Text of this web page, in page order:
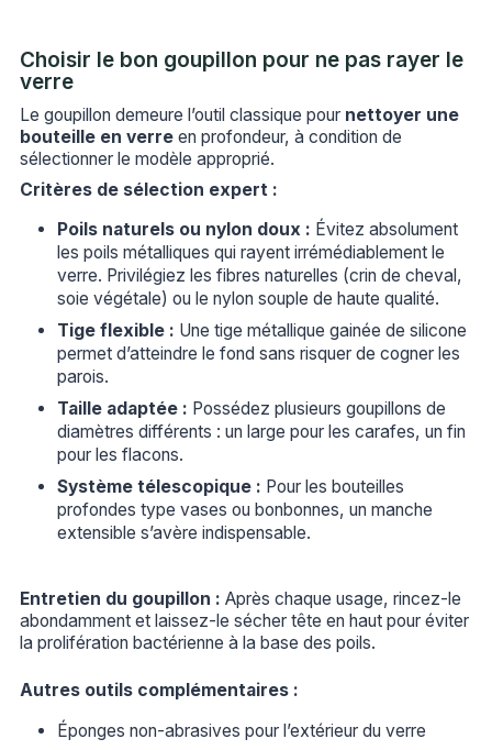
Choisir le bon goupillon pour ne pas rayer le
verre
Le goupillon demeure l’outil classique pour nettoyer une
bouteille en verreen profondeur, à condition de
sélectionner le modèle approprié.
Critères de sélection expert :
Poils naturels ou nylon doux : Évitez absolument
les poils métalliques qui rayent irrémédiablement le
verre. Privilégiez les fibres naturelles (crin de cheval,
soie végétale) ou le nylon souple de haute qualité.
Tige flexible : Une tige métallique gainée de silicone
permet d’atteindre le fond sans risquer de cogner les
parois.
Taille adaptée : Possédez plusieurs goupillons de
diamètres différents : un large pour les carafes, un fin
pour les flacons.
Système télescopique : Pour les bouteilles
profondes type vases ou bonbonnes, un manche
extensible s’avère indispensable.
Entretien du goupillon : Après chaque usage, rincez-le
abondamment et laissez-le sécher tête en haut pour éviter
la prolifération bactérienne à la base des poils.
Autres outils complémentaires :
Éponges non-abrasives pour l’extérieur du verre